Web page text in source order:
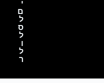
י
ם
ל
ס
ל
ו
ל
ר